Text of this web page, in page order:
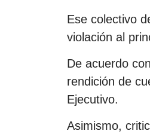
Ese colectivo
violación al
De acuerdo
rendición de
Ejecutivo.
Asimismo,